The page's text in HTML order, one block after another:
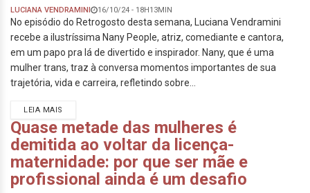
LUCIANA VENDRAMINI 16/10/24 - 18H13MIN
No episódio do Retrogosto desta semana, Luciana Vendramini
recebe a ilustríssima Nany People, atriz, comediante e cantora,
em um papo pra lá de divertido e inspirador. Nany, que é uma
mulher trans, traz à conversa momentos importantes de sua
trajetória, vida e carreira, refletindo sobre...
LEIA MAIS
Quase metade das mulheres é
demitida ao voltar da licença-
maternidade: por que ser mãe e
profissional ainda é um desafio